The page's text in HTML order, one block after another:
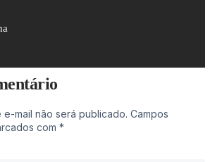
mail não será publicado. Campos
com *